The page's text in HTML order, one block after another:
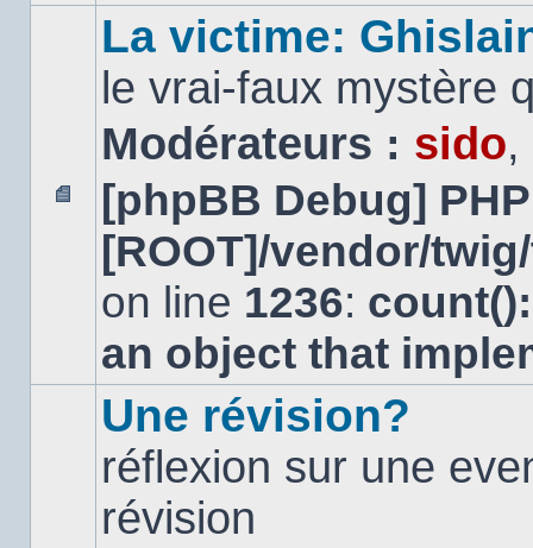
Aucun
message
non
La victime:
le vrai-faux mystère
Modérateurs : sido,
[phpBB Debug]
[ROOT]/vendor/
on line 1236:
an object that
Une révision?
réflexion sur une
révision